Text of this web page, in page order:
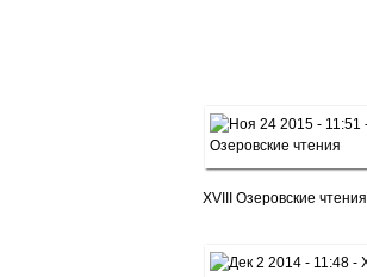
XVIII Озеровские чтения